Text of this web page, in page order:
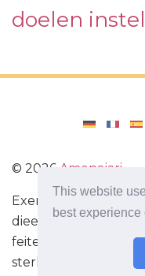
This website
best
doelen
© 2026 Amenajari
Exercise. Diëten en
dieet. Oefeningen
feiten.
sterker!